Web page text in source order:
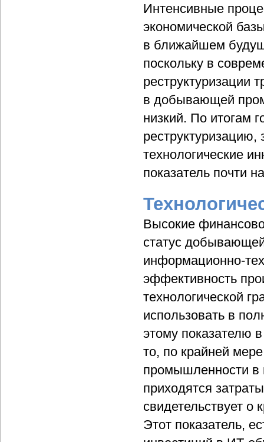
Интенсивные
экономической
в ближайшем
поскольку в
реструктуризации
в добывающей
низкий. По итогам
реструктуризацию,
технологические
показатель почти
Высокие
статус
информационно-
эффективность
технологической
использовать в
этому показателю
то, по крайней
промышленности в
приходятся
свидетельствует о
Этот показатель,